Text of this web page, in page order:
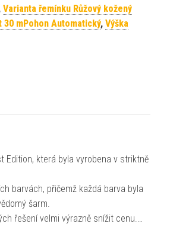
Varianta řemínku Růžový kožený
mPohon Automatický, Výška
Edition, která byla vyrobena v striktně
barvách, přičemž každá barva byla
šarm.
řešení velmi výrazně snížit cenu.…